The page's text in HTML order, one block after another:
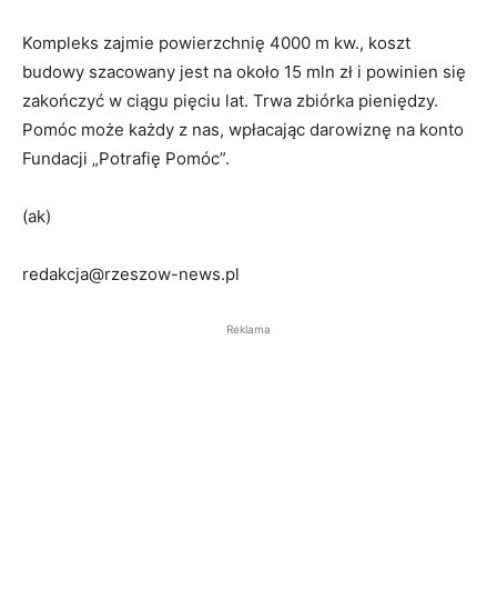
Kompleks zajmie powierzchnię 4000 m kw., koszt
budowy szacowany jest na około 15 mln zł i powinien się
zakończyć w ciągu pięciu lat. Trwa zbiórka pieniędzy.
Pomóc może każdy z nas, wpłacając darowiznę na konto
Fundacji „Potrafię Pomóc”.
(ak)
redakcja@rzeszow-news.pl
Reklama